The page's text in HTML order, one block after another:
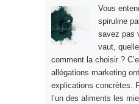
Vous
spiruline
savez pas
vaut,
comment la choisir ?
allégations marketing
explications concrètes.
l’un des aliments les